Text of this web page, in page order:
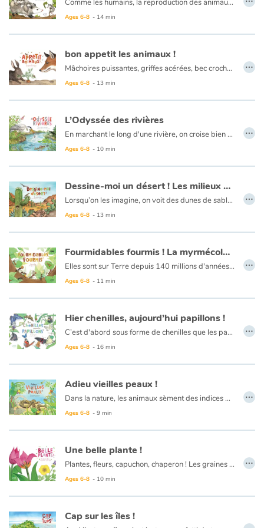
Ages 6-8 - 14 min
bon appetit les animaux !
Mâchoires puissantes, griffes acérées, bec crochu... des félins aux rapaces, de la chouette au cormoran, les carnivores sont équipés pour tuer, déchiqueter la chair ou l’avaler tout cru !
Les oiseaux granivores picorent à l’intérieur des cônes de pin. A force de grignoter noix et noisettes, les rongeurs liment leurs incisives qui ne cessent de pousser.
Ages 6-8 - 13 min
…
L’Odyssée des rivières
En marchant le long d'une rivière, on croise bien des animaux : poissons, insectes, oiseaux, rongeurs… Pour cela, il suffit d'être observateur !
Si vous avez la chance de passer au bon moment, vous pourrez admirer le ballet des saumons qui remontent la rivière afin d'aller pondre leurs œufs au creux des galets.
Ages 6-8 - 10 min
…
Dessine-moi un désert ! Les milieux arides
Lorsqu’on les imagine, on voit des dunes de sable à perte de vue et une chaleur accablante. Pourtant, il est loin le temps où l’on pensait les déserts… déserts !
Lorsqu’enfin il pleut, les succulentes et cactées remplissent leurs feuilles et leurs tiges, l’acacia puise l’humidité grâce à ses racines, et le géant soguaro agit comme un accordéon en se gorgeant d’eau. Slurp !
Ages 6-8 - 13 min
…
Fourmidables fourmis ! La myrmécologie
Elles sont sur Terre depuis 140 millions d'années, et pourtant, elles n'ont pas fini de nous surprendre. Oh il ne faut pas se fier à leur petite taille, les fourmis sont dotées d'extraordinaires capacités : elles sont très rapides et peuvent porter jusqu'à 50 fois leur propre poids.
La reine pond tous les œufs de la colonie qui deviendront des larves, puis des nymphes enfermées dans des cocons avant de devenir des fourmis. Les ouvrières sont divisées en plusieurs castes : les soldates, les nourrices, les fourrageuses, les gardiennes. Pour ce qui est des mâles, leur rôle est de procréer.
Ages 6-8 - 11 min
…
Hier chenilles, aujourd’hui papillons !
C’est d'abord sous forme de chenilles que les papillons font leurs premiers pas. Ils s'enferment ensuite dans une chrysalide. Passé quelques jours, le cocon se craque et un papillon déploie ses ailes… la métamorphose est faite !
Certains papillons comme les sphinx sont capables de d'atteindre les 80 km/h ! D'autres parcourent des milliers de kilomètres ! On utilise même des cocons pour faire de la soie !
Ages 6-8 - 16 min
…
Adieu vieilles peaux !
Dans la nature, les animaux sèment des indices de leur passage. Quelques plumes par-ci, quelques poils par-là, des lambeaux de peaux juste ici et des morceaux de carapace juste là... C'est ce que l'on appelle les mues ! Tout au long de leur vie et au cours de l'année, insectes, crustacés, reptiles et mammifères évoluent.
Ages 6-8 - 9 min
…
Une belle plante !
Plantes, fleurs, capuchon, chaperon ! Les graines ont besoin de protection. Les fruits sont leur cocon. Lorsque le fruit est bien mûr, il s’écrase sur le sol. Le noyau ou la graine s’enfonce dans la terre et traverse la période de dormance.
Ages 6-8 - 10 min
…
Cap sur les îles !